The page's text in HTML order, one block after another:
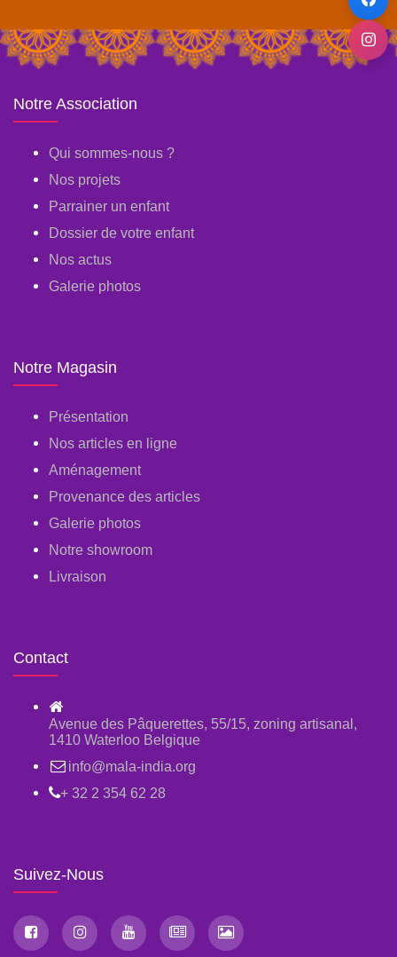
Notre Association
Qui sommes-nous ?
Nos projets
Parrainer un enfant
Dossier de votre enfant
Nos actus
Galerie photos
Notre Magasin
Présentation
Nos articles en ligne
Aménagement
Provenance des articles
Galerie photos
Notre showroom
Livraison
Contact
Avenue des Pâquerettes, 55/15, zoning artisanal,
1410 Waterloo Belgique
info@mala-india.org
+ 32 2 354 62 28
Suivez-Nous